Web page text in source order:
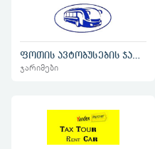
ჯარიმები